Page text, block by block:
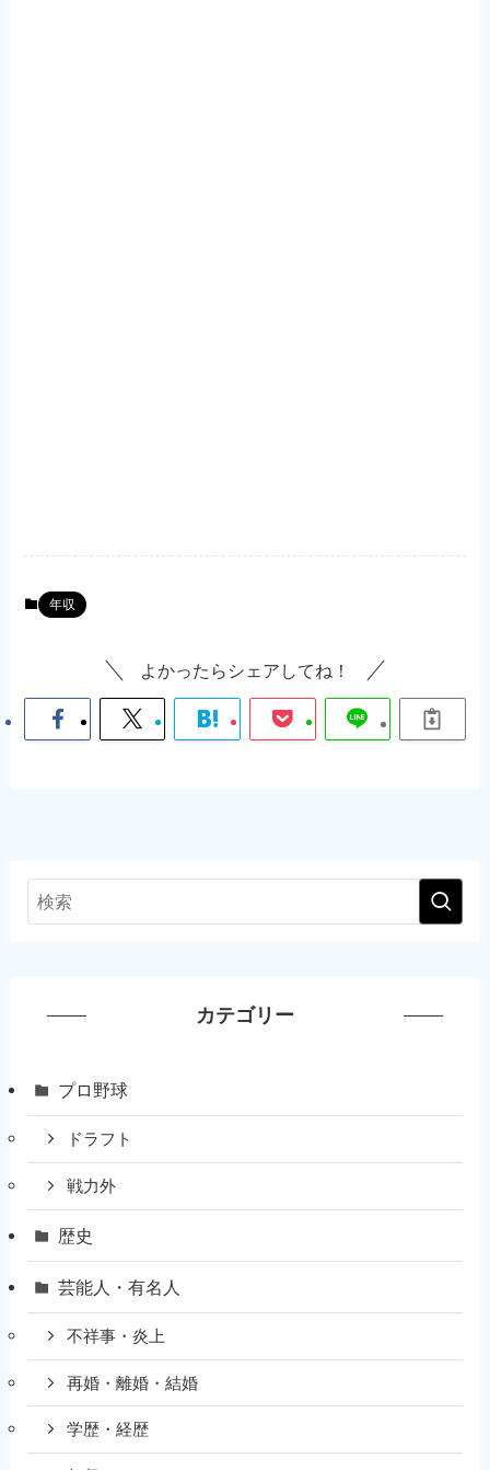
年収
よかったらシェアしてね！
カテゴリー
プロ野球
ドラフト
戦力外
歴史
芸能人・有名人
不祥事・炎上
再婚・離婚・結婚
学歴・経歴